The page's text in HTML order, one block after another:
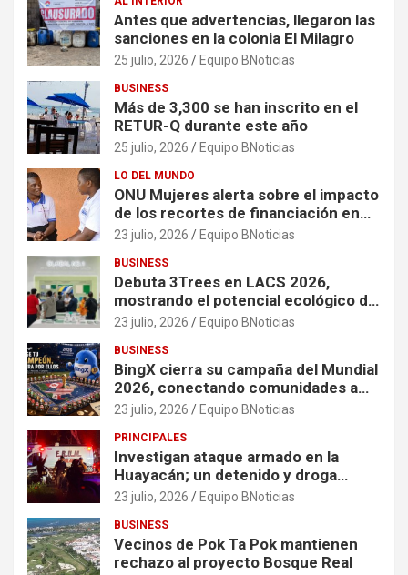
Antes que advertencias, llegaron las
sanciones en la colonia El Milagro
25 julio, 2026 Equipo BNoticias
BUSINESS
Más de 3,300 se han inscrito en el
RETUR-Q durante este año
25 julio, 2026 Equipo BNoticias
LO DEL MUNDO
ONU Mujeres alerta sobre el impacto
de los recortes de financiación en
organizaciones que apoyan a
crisis
23 julio, 2026 Equipo BNoticias
BUSINESS
Debuta 3Trees en LACS 2026,
mostrando el potencial ecológico de
China en América
23 julio, 2026 Equipo BNoticias
BUSINESS
BingX cierra su campaña del Mundial
2026, conectando comunidades a
través de experiencias exclusivas
23 julio, 2026 Equipo BNoticias
PRINCIPALES
Investigan ataque armado en la
Huayacán; un detenido y droga
asegurada tras persecución
23 julio, 2026 Equipo BNoticias
BUSINESS
Vecinos de Pok Ta Pok mantienen
rechazo al proyecto Bosque Real